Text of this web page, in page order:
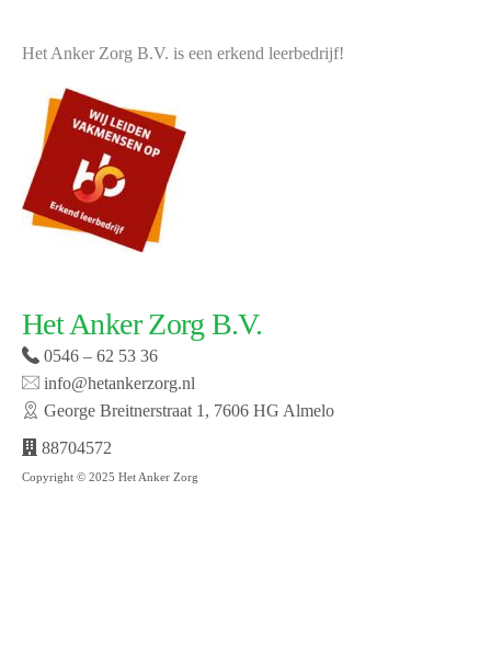
Het Anker Zorg B.V. is een erkend leerbedrijf!
Het Anker Zorg B.V.
0546 – 62 53 36
info@hetankerzorg.nl
George Breitnerstraat 1, 7606 HG Almelo
88704572
Copyright © 2025 Het Anker Zorg